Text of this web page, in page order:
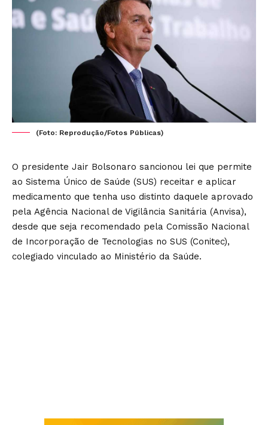
(Foto: Reprodução/Fotos Públicas)
O presidente Jair Bolsonaro sancionou lei que permite
ao Sistema Único de Saúde (SUS) receitar e aplicar
medicamento que tenha uso distinto daquele aprovado
pela Agência Nacional de Vigilância Sanitária (Anvisa),
desde que seja recomendado pela Comissão Nacional
de Incorporação de Tecnologias no SUS (Conitec),
colegiado vinculado ao Ministério da Saúde.